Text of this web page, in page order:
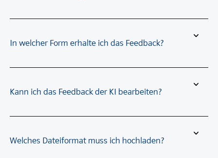
In welcher Form erhalte ich das Feedback?
Kann ich das Feedback der KI bearbeiten?
Welches Dateiformat muss ich hochladen?